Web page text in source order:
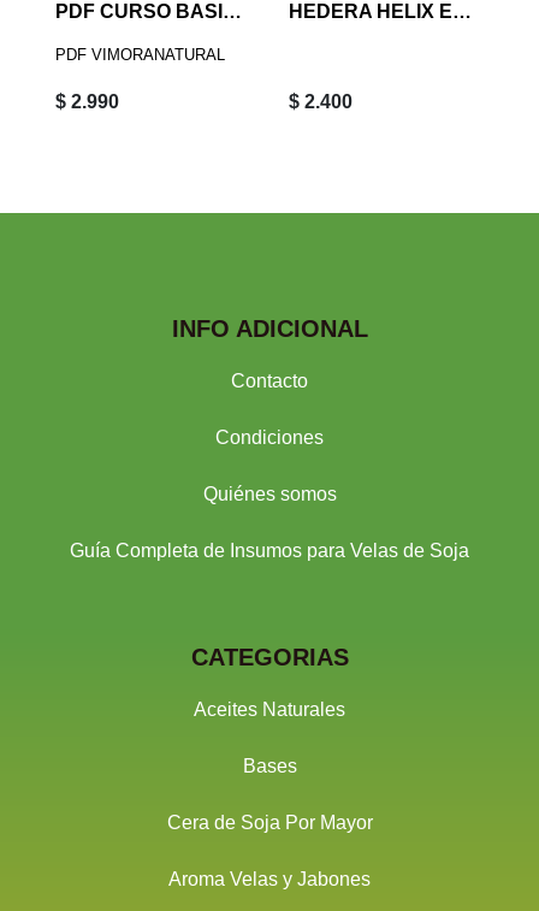
PDF CURSO BASICO VELAS PARAFINA
PDF VIMORANATURAL
$ 2.990
HEDERA HELIX EXTRACTO NATURAL 30 ML
$ 2.400
INFO ADICIONAL
Contacto
Condiciones
Quiénes somos
Guía Completa de Insumos para Velas de Soja
CATEGORIAS
Aceites Naturales
Bases
Cera de Soja Por Mayor
Aroma Velas y Jabones